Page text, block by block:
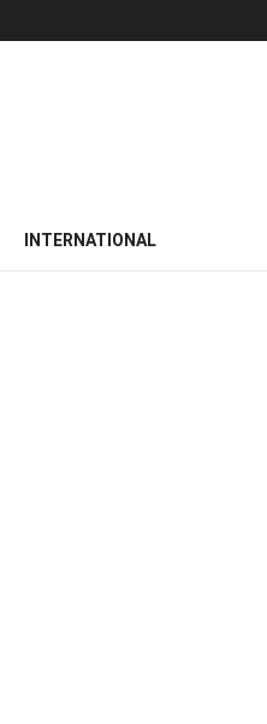
INTERNATIONAL